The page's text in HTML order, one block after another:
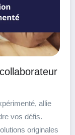
allie
vos défis.
originales